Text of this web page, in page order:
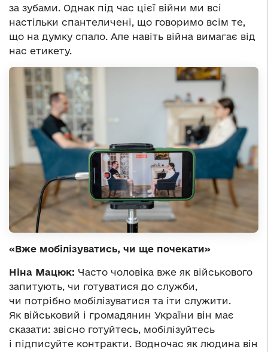
за зубами. Однак під час цієї війни ми всі
настільки спантеличені, що говоримо всім те,
що на думку спало. Але навіть війна вимагає від
нас етикету.
«Вже мобілізуватись, чи ще почекати»
Ніна Мацюк: Часто чоловіка вже як військового
запитують, чи готуватися до служби,
чи потрібно мобілізуватися та іти служити.
Як військовий і громадянин України він має
сказати: звісно готуйтесь, мобілізуйтесь
і підписуйте контракти. Водночас як людина він